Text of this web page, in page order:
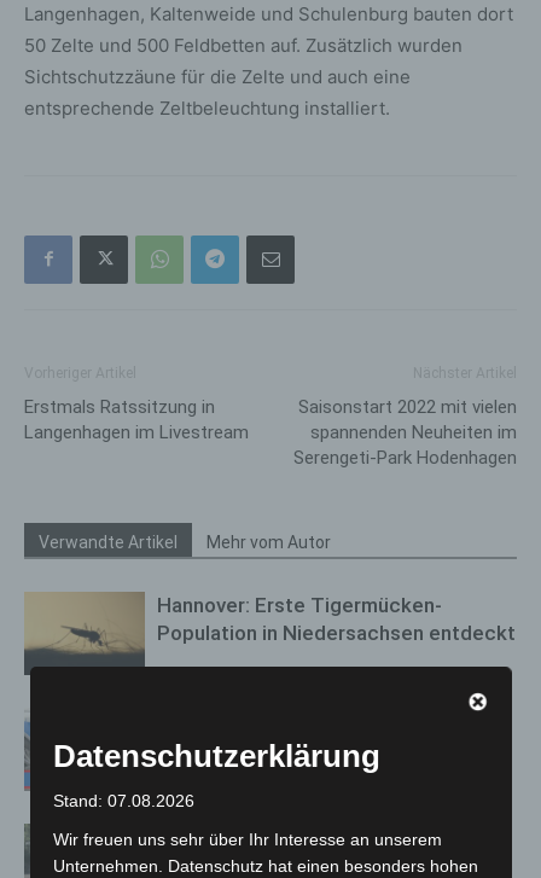
Langenhagen, Kaltenweide und Schulenburg bauten dort
50 Zelte und 500 Feldbetten auf. Zusätzlich wurden
Sichtschutzzäune für die Zelte und auch eine
entsprechende Zeltbeleuchtung installiert.
Erstmals Ratssitzung in
Langenhagen im Livestream
Saisonstart 2022 mit vielen
spannenden Neuheiten im
Serengeti-Park Hodenhagen
Verwandte Artikel Mehr vom Autor
Hannover: Erste Tigermücken-
Population in Niedersachsen entdeckt
A7 – Polizei sucht Zeugen
Gasleitung bei McDonald’s-Umbau in
Langenhagen beschädigt
Datenschutzerklärung
Stand: 07.08.2026
Wir freuen uns sehr über Ihr Interesse an unserem
Unternehmen. Datenschutz hat einen besonders hohen